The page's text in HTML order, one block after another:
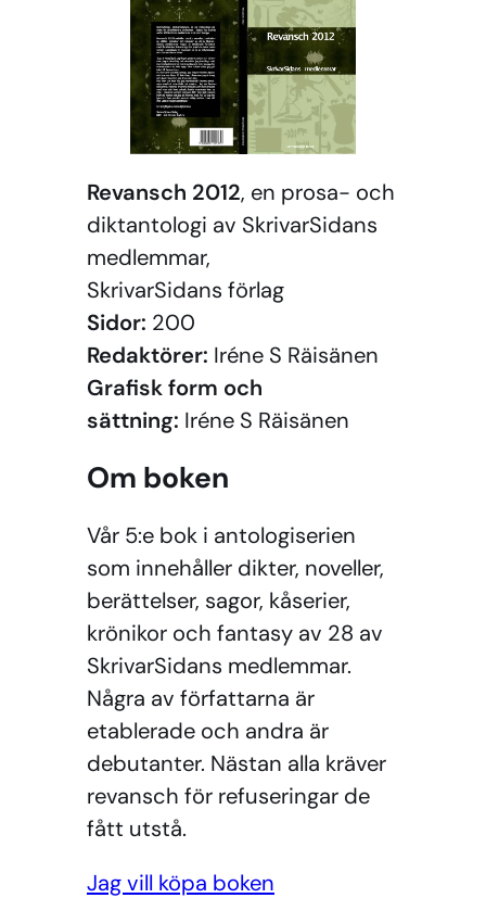
Revansch 2012, en prosa- och
diktantologi av SkrivarSidans
medlemmar,
SkrivarSidans förlag
Sidor: 200
Redaktörer: Iréne S Räisänen
Grafisk form och
sättning: Iréne S Räisänen
Om boken
Vår 5:e bok i antologiserien
som innehåller dikter, noveller,
berättelser, sagor, kåserier,
krönikor och fantasy av 28 av
SkrivarSidans medlemmar.
Några av författarna är
etablerade och andra är
debutanter. Nästan alla kräver
revansch för refuseringar de
fått utstå.
Jag vill köpa boken